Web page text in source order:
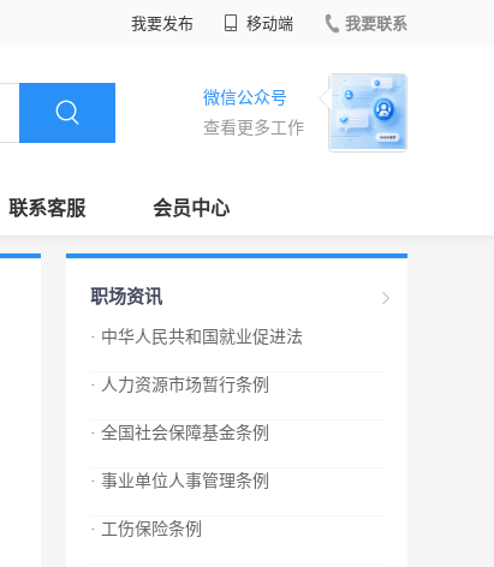
我要发布 移动端 我要联系
微信公众号
查看更多工作
联系客服 会员中心
职场资讯
· 中华人民共和国就业促进法
· 人力资源市场暂行条例
· 全国社会保障基金条例
· 事业单位人事管理条例
· 工伤保险条例